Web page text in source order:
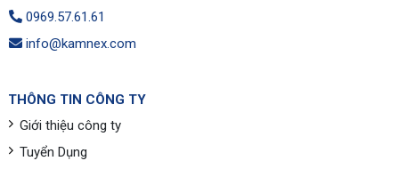
0969.57.61.61
info@kamnex.com
THÔNG TIN CÔNG TY
Giới thiệu công ty
Tuyển Dụng